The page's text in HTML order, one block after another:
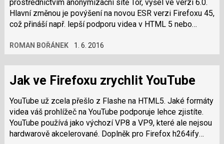
prostřednictvím anonymizační sítě Tor, vyšel ve verzi 6.0.
Hlavní změnou je povýšení na novou ESR verzi Firefoxu 45,
což přináší např. lepší podporu videa v HTML 5 nebo
ROMAN BOŘÁNEK 1. 6. 2016
Jak ve Firefoxu zrychlit YouTube
YouTube už zcela přešlo z Flashe na HTML5. Jaké formáty
videa váš prohlížeč na YouTube podporuje lehce zjistíte.
YouTube používá jako výchozí VP8 a VP9, které ale nejsou
hardwarově akcelerované. Doplněk pro Firefox h264ify